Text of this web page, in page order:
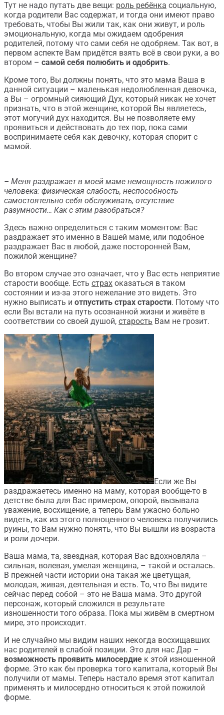
Тут не надо путать две вещи: роль ребёнка социальную,
когда родители Вас содержат, и тогда они имеют право
требовать, чтобы Вы жили так, как они живут, и роль
эмоциональную, когда мы ожидаем одобрения
родителей, потому что сами себя не одобряем. Так вот, в
первом аспекте Вам придётся взять всё в свои руки, а во
втором – самой себя полюбить и одобрить.
Кроме того, Вы должны понять, что это мама Ваша в
данной ситуации – маленькая недолюбленная девочка,
а Вы – огромный сияющий Дух, который никак не хочет
признать, что в этой женщине, которой Вы являетесь,
этот могучий дух находится. Вы не позволяете ему
проявиться и действовать до тех пор, пока сами
воспринимаете себя как девочку, которая спорит с
мамой.
– Меня раздражает в моей маме немощность пожилого
человека: физическая слабость, неспособность
самостоятельно себя обслуживать, отсутствие
разумности… Как с этим разобраться?
Здесь важно определиться с таким моментом: Вас
раздражает это именно в Вашей маме, или подобное
раздражает Вас в любой, даже посторонней Вам,
пожилой женщине?
Во втором случае это означает, что у Вас есть неприятие
старости вообще. Есть страх оказаться в таком
состоянии и из-за этого нежелание это видеть. Это
нужно выписать и отпустить страх старости. Потому что
если Вы встали на путь осознанной жизни и живёте в
соответствии со своей душой, старость Вам не грозит.
Если же Вы
раздражаетесь именно на маму, которая вообще-то в
детстве была для Вас примером, опорой, вызывала
уважение, восхищение, а теперь Вам ужасно больно
видеть, как из этого полноценного человека получились
руины, то Вам нужно понять, что Вы вышли из возраста
и роли дочери.
Ваша мама, та, звездная, которая Вас вдохновляла –
сильная, волевая, умелая женщина, – такой и осталась.
В прежней части истории она такая же цветущая,
молодая, живая, деятельная и есть. То, что Вы видите
сейчас перед собой – это не Ваша мама. Это другой
персонаж, который сложился в результате
изношенности того образа. Пока мы живём в смертном
мире, это происходит.
И не случайно мы видим наших некогда восхищавших
нас родителей в слабой позиции. Это для нас Дар –
возможность проявить милосердие к этой изношенной
форме. Это как бы проверка того капитала, который Вы
получили от мамы. Теперь настало время этот капитал
применять и милосердно относиться к этой пожилой
форме.